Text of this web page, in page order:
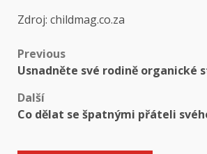
Zdroj: childmag.co.za
Post
Previous
Usnadněte své rodině organické
Další
Co dělat se špatnými přáteli